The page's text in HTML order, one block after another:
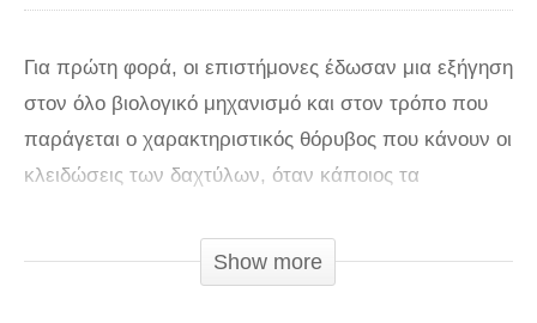
Για πρώτη φορά, οι επιστήμονες έδωσαν μια εξήγηση
στον όλο βιολογικό μηχανισμό και στον τρόπο που
παράγεται ο χαρακτηριστικός θόρυβος που κάνουν οι
κλειδώσεις των δαχτύλων, όταν κάποιος τα
καθηγητή ιατρικής Γκρεγκ Κάβτσουκ του
Πανεπιστημίου της Αλμπέρτα, που έκαναν τη σχετική
Show more